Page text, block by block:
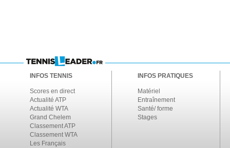
INFOS TENNIS
Scores en direct
Actualité ATP
Actualité WTA
Grand Chelem
Classement ATP
Classement WTA
Les Français
INFOS PRATIQUES
Matériel
Entraînement
Santé/ forme
Stages